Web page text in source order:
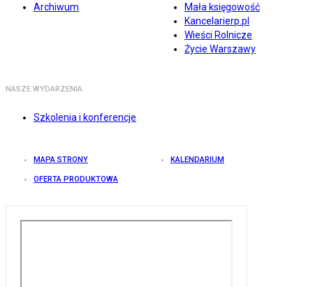
Archiwum
Mała księgowość
Kancelarierp.pl
Wieści Rolnicze
Życie Warszawy
NASZE WYDARZENIA
Szkolenia i konferencje
MAPA STRONY KALENDARIUM
OFERTA PRODUKTOWA